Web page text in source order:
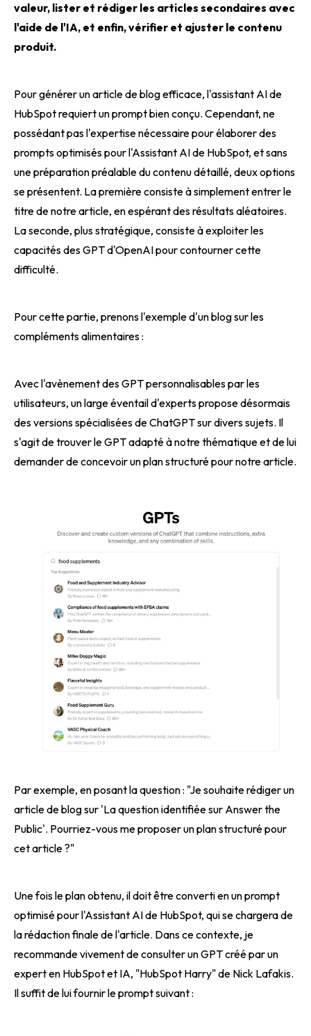
valeur, lister et rédiger les articles secondaires avec
l'aide de l'IA, et enfin, vérifier et ajuster le contenu
produit.
Pour générer un article de blog efficace, l'assistant AI de
HubSpot requiert un prompt bien conçu. Cependant, ne
possédant pas l'expertise nécessaire pour élaborer des
prompts optimisés pour l'Assistant AI de HubSpot, et sans
une préparation préalable du contenu détaillé, deux options
se présentent. La première consiste à simplement entrer le
titre de notre article, en espérant des résultats aléatoires.
La seconde, plus stratégique, consiste à exploiter les
capacités des GPT d'OpenAI pour contourner cette
difficulté.
Pour cette partie, prenons l'exemple d'un blog sur les
compléments alimentaires :
Avec l'avènement des GPT personnalisables par les
utilisateurs, un large éventail d'experts propose désormais
des versions spécialisées de ChatGPT sur divers sujets. Il
s'agit de trouver le GPT adapté à notre thématique et de lui
demander de concevoir un plan structuré pour notre article.
Par exemple, en posant la question : "Je souhaite rédiger un
article de blog sur 'La question identifiée sur Answer the
Public'. Pourriez-vous me proposer un plan structuré pour
cet article ?"
Une fois le plan obtenu, il doit être converti en un prompt
optimisé pour l'Assistant AI de HubSpot, qui se chargera de
la rédaction finale de l'article. Dans ce contexte, je
recommande vivement de consulter un GPT créé par un
expert en HubSpot et IA, "HubSpot Harry" de Nick Lafakis.
Il suffit de lui fournir le prompt suivant :